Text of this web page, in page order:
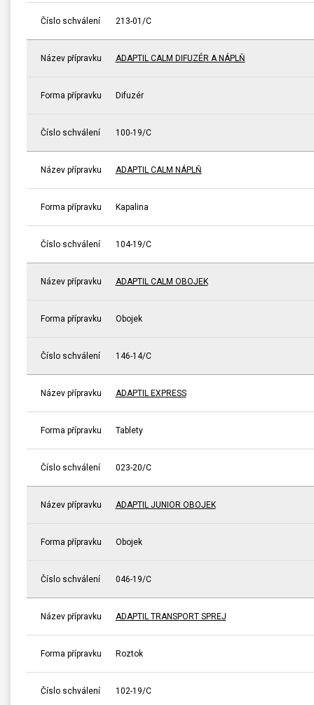
Číslo schválení 213-01/C
Název přípravku ADAPTIL CALM DIFUZÉR A NÁPLŇ
Forma přípravku Difuzér
Číslo schválení 100-19/C
Název přípravku ADAPTIL CALM NÁPLŇ
Forma přípravku Kapalina
Číslo schválení 104-19/C
Název přípravku ADAPTIL CALM OBOJEK
Forma přípravku Obojek
Číslo schválení 146-14/C
Název přípravku ADAPTIL EXPRESS
Forma přípravku Tablety
Číslo schválení 023-20/C
Název přípravku ADAPTIL JUNIOR OBOJEK
Forma přípravku Obojek
Číslo schválení 046-19/C
Název přípravku ADAPTIL TRANSPORT SPREJ
Forma přípravku Roztok
Číslo schválení 102-19/C